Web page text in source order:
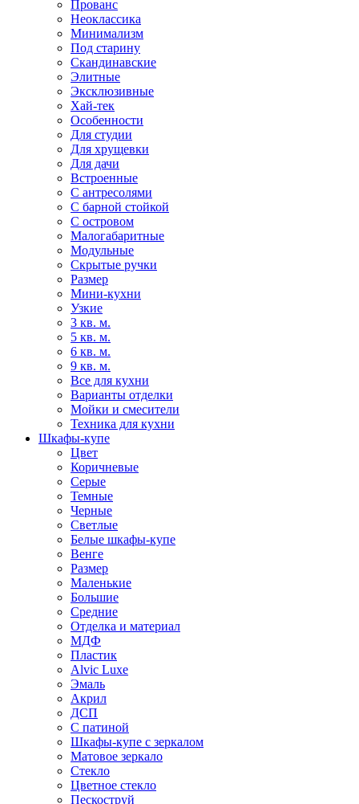
Прованс
Неоклассика
Минимализм
Под старину
Скандинавские
Элитные
Эксклюзивные
Хай-тек
Особенности
Для студии
Для хрущевки
Для дачи
Встроенные
С антресолями
С барной стойкой
С островом
Малогабаритные
Модульные
Скрытые ручки
Размер
Мини-кухни
Узкие
3 кв. м.
5 кв. м.
6 кв. м.
9 кв. м.
Все для кухни
Варианты отделки
Мойки и смесители
Техника для кухни
Шкафы-купе
Цвет
Коричневые
Серые
Темные
Черные
Светлые
Белые шкафы-купе
Венге
Размер
Маленькие
Большие
Средние
Отделка и материал
МДФ
Пластик
Alvic Luxe
Эмаль
Акрил
ДСП
С патиной
Шкафы-купе с зеркалом
Матовое зеркало
Стекло
Цветное стекло
Пескоструй